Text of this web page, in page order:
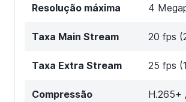
Resolução máxima 4
Taxa Main Stream 20 fps
Taxa Extra Stream 25 fps
Compressão H.265+